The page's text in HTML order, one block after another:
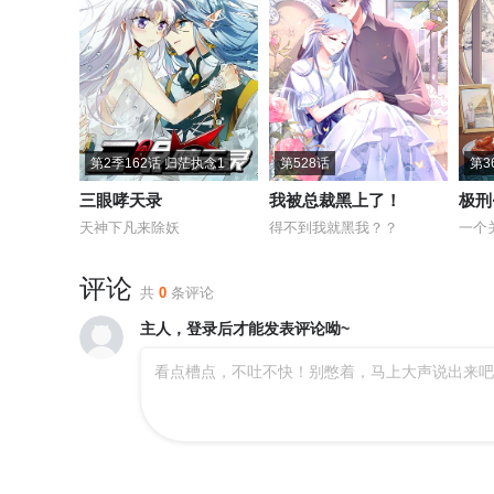
第2季162话 归茫执念1
三眼哮天录
天神下凡来除妖
第528话
我被总裁黑上了！
得不到我就黑我？？
第
极刑
一个
评论 共 0 条评论
主人，登录后才能发表评论呦~
看点槽点，不吐不快！别憋着，马上大声说出来